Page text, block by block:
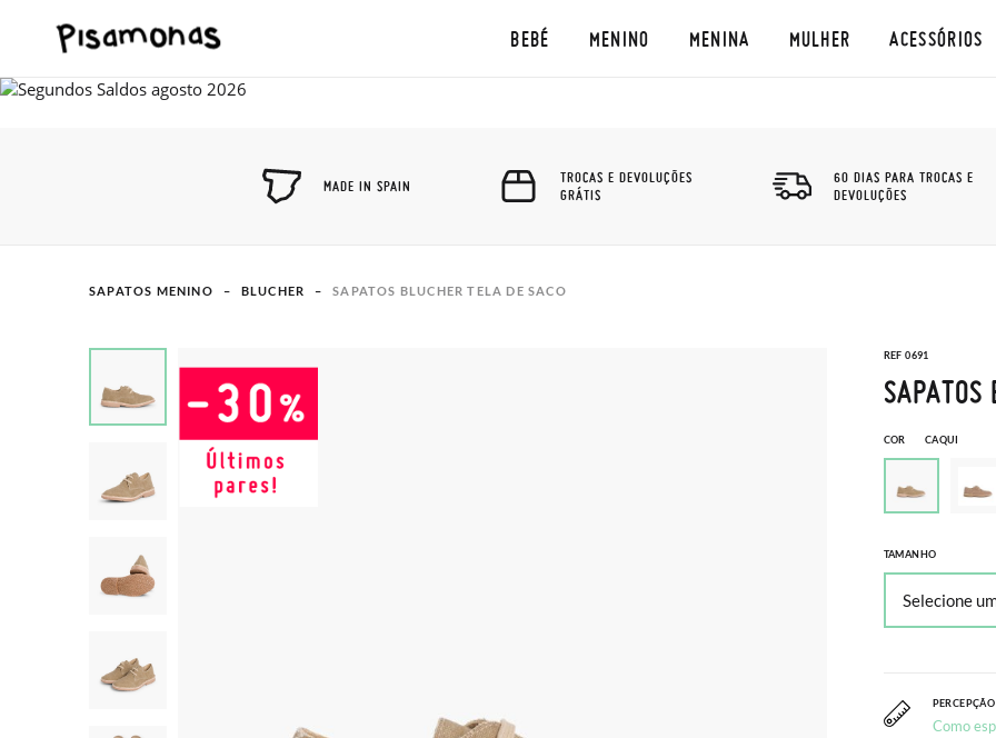
BEBÉ MENINO MENINA MULHER ACESSÓRIOS
MADE IN SPAIN
TROCAS E DEVOLUÇÕES
GRÁTIS
60 DIAS PARA TROCAS E
DEVOLUÇÕES
SAPATOS MENINO BLUCHER SAPATOS BLUCHER TELA DE SACO
REF 0691
COR CAQUI
TAMANHO
Como